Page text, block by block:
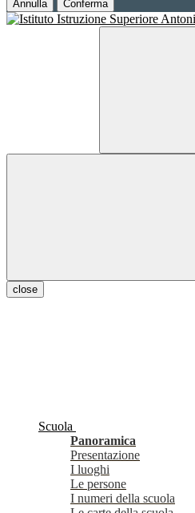
Annulla Conferma
close
Scuola
Panoramica
Presentazione
I luoghi
Le persone
I numeri della scuola